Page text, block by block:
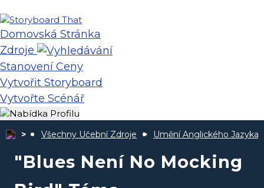
Domovská Stránka
Zdroje
Stanovení Ceny
Vytvořit Storyboard
Vytvořte Scénář
Všechny Učební Zdroje Umění Anglického Jazyka
"Blues Není No Mocking